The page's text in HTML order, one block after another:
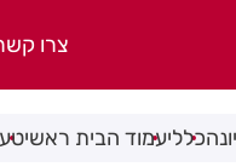
צרו
כלליעמוד הבית ראשי